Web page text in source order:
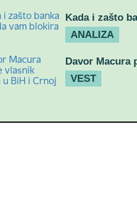
Kada i zašto
ANALIZA
Davor Macura
VEST